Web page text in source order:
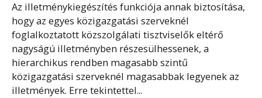
Az illetménykiegészítés funkciója annak biztosítása,
hogy az egyes közigazgatási szerveknél
foglalkoztatott közszolgálati tisztviselők eltérő
nagyságú illetményben részesülhessenek, a
hierarchikus rendben magasabb szintű
közigazgatási szerveknél magasabbak legyenek az
illetmények. Erre tekintettel...